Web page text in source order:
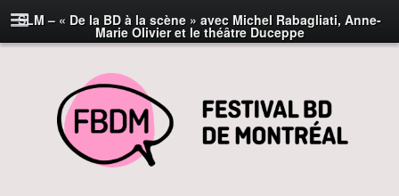
SLM – « De la BD à la scène » avec Michel Rabagliati, Anne-
Marie Olivier et le théâtre Duceppe